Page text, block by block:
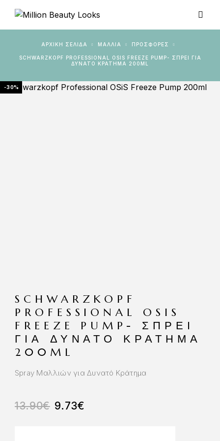
ΑΡΧΙΚΉ ΣΕΛΊΔΑ ΜΑΛΛΙΑ ΠΡΟΣΦΟΡΈΣ
SCHWARZKOPF PROFESSIONAL OSIS FREEZE PUMP- ΣΠΡΕΙ ΓΙΑ
ΔΥΝΑΤΌ ΚΡΆΤΗΜΑ 200ML
-30%
SCHWARZKOPF
PROFESSIONAL OSIS
FREEZE PUMP- ΣΠΡΕΙ
ΓΙΑ ΔΥΝΑΤΌ ΚΡΆΤΗΜΑ
200ML
Spray Μαλλιών για Δυνατό Κράτημα
13.90€ 9.73€